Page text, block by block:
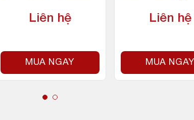
Liên hệ
MUA NGAY
Liên hệ
MUA NGAY